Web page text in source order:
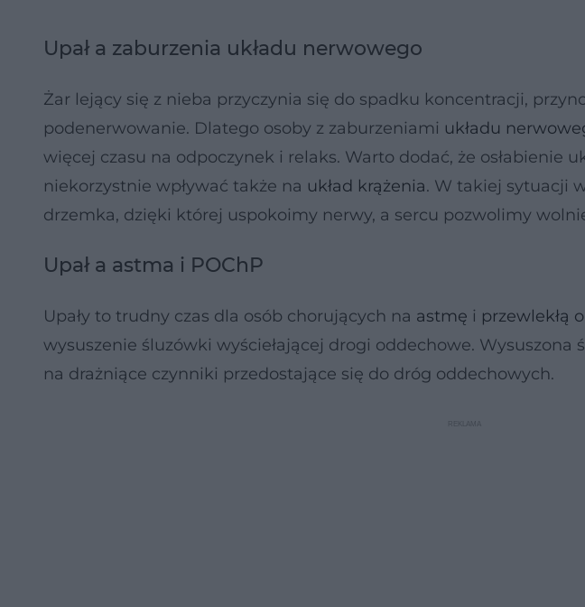
Upał a zaburzenia układu nerwowego
Żar lejący się z nieba przyczynia się do spadku koncentracji,
podenerwowanie. Dlatego osoby z zaburzeniami układu
więcej czasu na odpoczynek i relaks. Warto dodać, że osłabienie
niekorzystnie wpływać także na układ krążenia. W takiej sytuacji
drzemka, dzięki której uspokoimy nerwy, a sercu pozwolimy
Upał a astma i POChP
Upały to trudny czas dla osób chorujących na astmę i przewlekłą
wysuszenie śluzówki wyściełającej drogi oddechowe. Wysuszona
na drażniące czynniki przedostające się do dróg oddechowych.